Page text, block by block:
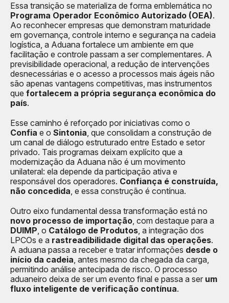
Essa transição se materializa de forma emblemática no
Programa Operador Econômico Autorizado (OEA).
Ao reconhecer empresas que demonstram maturidade
em governança, controle interno e segurança na cadeia
logística, a Aduana fortalece um ambiente em que
facilitação e controle passam a ser complementares. A
previsibilidade operacional, a redução de intervenções
desnecessárias e o acesso a processos mais ágeis não
são apenas vantagens competitivas, mas instrumentos
que fortalecem a própria segurança econômica do
país.
Esse caminho é reforçado por iniciativas como o
Confia e o Sintonia, que consolidam a construção de
um canal de diálogo estruturado entre Estado e setor
privado. Tais programas deixam explícito que a
modernização da Aduana não é um movimento
unilateral: ela depende da participação ativa e
responsável dos operadores. Confiança é construída,
não concedida, e essa construção é contínua.
Outro eixo fundamental dessa transformação está no
novo processo de importação, com destaque para a
DUIMP, o Catálogo de Produtos, a integração dos
LPCOs e a rastreadibilidade digital das operações.
A aduana passa a receber e tratar informações desde o
início da cadeia, antes mesmo da chegada da carga,
permitindo análise antecipada de risco. O processo
aduaneiro deixa de ser um evento final e passa a ser um
fluxo inteligente de verificação contínua.